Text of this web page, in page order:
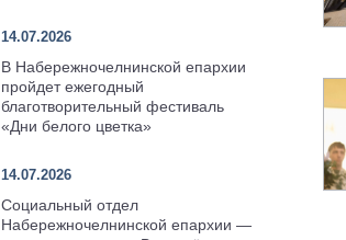
14.07.2026
В Набережночелнинской епархии
пройдет ежегодный
благотворительный фестиваль
«Дни белого цветка»
14.07.2026
Социальный отдел
Набережночелнинской епархии —